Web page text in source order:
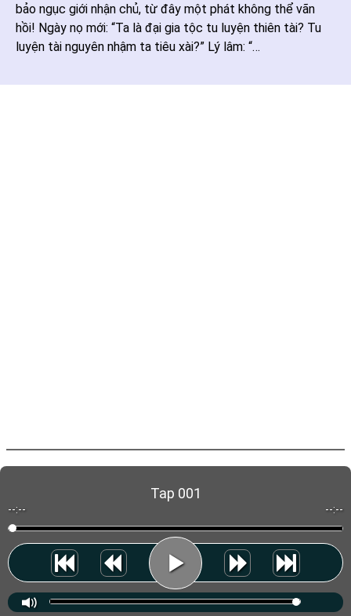
bảo ngục giới nhận chủ, từ đây một phát không thể vãn
hồi! Ngày nọ mới: “Ta là đại gia tộc tu luyện thiên tài? Tu
luyện tài nguyên nhậm ta tiêu xài?” Lý lâm: “…
Tap 001
--:-- --:--